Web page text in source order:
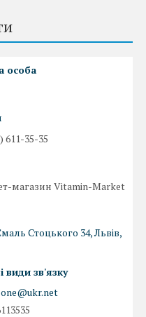
611-35-35
магазин Vitamin-Market
Стоцького 34, Львів,